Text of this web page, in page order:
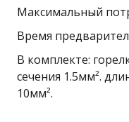
Максимальный
Время
В комплекте:
сечения 1.5мм².
10мм².